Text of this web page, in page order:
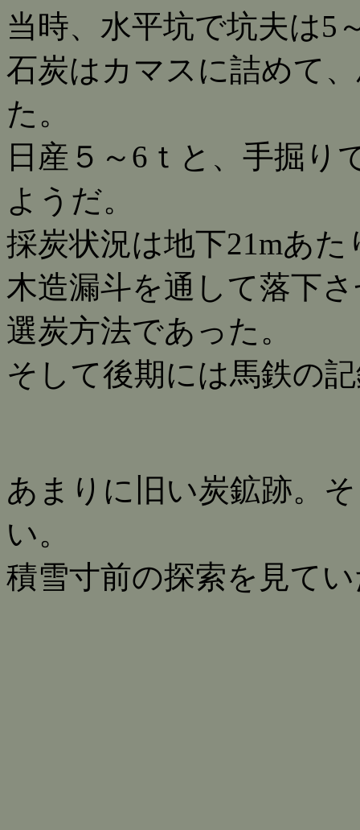
当時、水平坑で坑夫は5
石炭はカマスに詰めて
た。
日産５～6ｔと、手掘り
ようだ。
採炭状況は地下21mあ
木造漏斗を通して落下
選炭方法であった。
そして後期には馬鉄の
あまりに旧い炭鉱跡。
い。
積雪寸前の探索を見て